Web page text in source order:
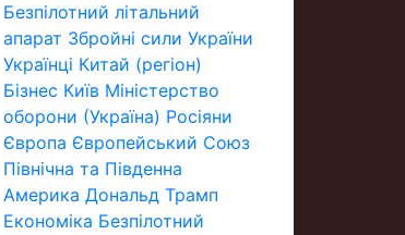
Безпілотний літальний
апарат Збройні сили України
Українці Китай (регіон)
Бізнес Київ Міністерство
оборони (Україна) Росіяни
Європа Європейський Союз
Північна та Південна
Америка Дональд Трамп
Економіка Безпілотний